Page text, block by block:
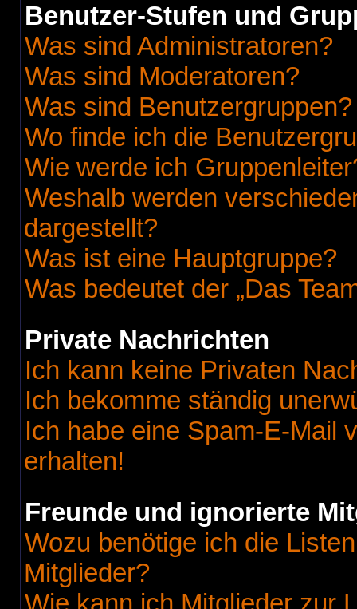
Benutzer-Stufen und
Was sind Administratoren?
Was sind Moderatoren?
Was sind Benutzergruppen?
Wo finde ich die
Wie werde ich
Weshalb werden
dargestellt?
Was ist eine Hauptgruppe?
Was bedeutet der „Das
Private Nachrichten
Ich kann keine Privaten
Ich bekomme ständig
Ich habe eine Spam-E-Mail
erhalten!
Freunde und ignorierte
Wozu benötige ich die
Mitglieder?
Wie kann ich Mitglieder zur